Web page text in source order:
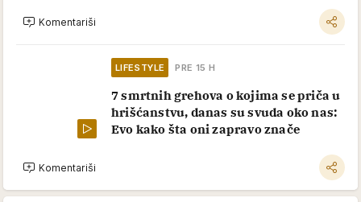
Komentariši
LIFESTYLE PRE 15 H
7 smrtnih grehova o kojima se priča u
hrišćanstvu, danas su svuda oko nas:
Evo kako šta oni zapravo znače
Komentariši